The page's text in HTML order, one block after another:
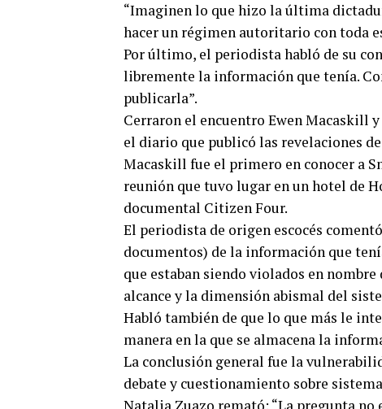
“Imaginen lo que hizo la última
hacer un régimen autoritario con toda
Por último, el periodista habló de su
libremente la información que tenía.
publicarla”.
Cerraron el encuentro Ewen Macaskill
el diario que publicó las revelaciones
Macaskill fue el primero en conocer a
reunión que tuvo lugar en un hotel de
documental Citizen Four.
El periodista de origen escocés
documentos) de la información que
que estaban siendo violados en
alcance y la dimensión abismal del
Habló también de que lo que más le
manera en la que se almacena la
La conclusión general fue la
debate y cuestionamiento sobre